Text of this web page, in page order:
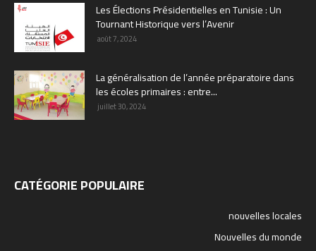
Les Élections Présidentielles en Tunisie : Un
Tournant Historique vers l’Avenir
août 7, 2024
La généralisation de l’année préparatoire dans
les écoles primaires : entre...
juillet 30, 2024
CATÉGORIE POPULAIRE
nouvelles locales
Nouvelles du monde